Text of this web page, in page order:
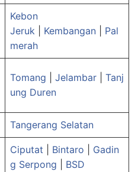
Kebon
Jeruk
Kembangan
Pal
merah
Tomang Jelambar
Tanj
ung Duren
Tangerang Selatan
Ciputat Bintaro
Gadin
g Serpong
BSD